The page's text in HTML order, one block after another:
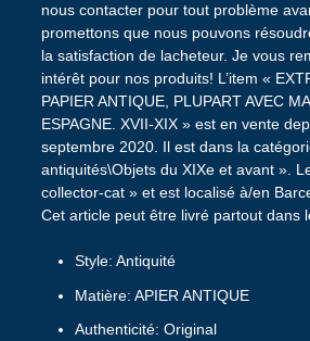
nous contacter pour tout problème
promettons que nous pouvons
la satisfaction de lacheteur. Je vous
intérêt pour nos produits! L’item «
PAPIER ANTIQUE, PLUPART AVEC
ESPAGNE. XVII-XIX » est en vente
septembre 2020. Il est dans la
antiquités\Objets du XIXe et avant ».
collector-cat » et est localisé à/en
Cet article peut être livré partout dans
Style: Antiquité
Matière: APIER ANTIQUE
Authenticité: Original